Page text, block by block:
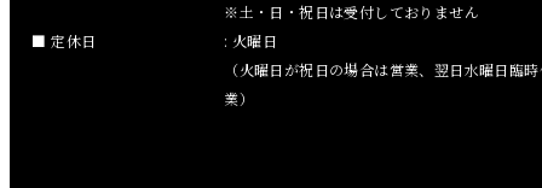
2018年9月
※土・日・祝日は受付しておりません
定休日
: 火曜日
（火曜日が祝日の場合は営業、翌日水曜日臨
業）